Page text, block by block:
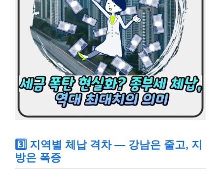
3️⃣ 지역별 체납 격차 — 강남은 줄고, 지
방은 폭증